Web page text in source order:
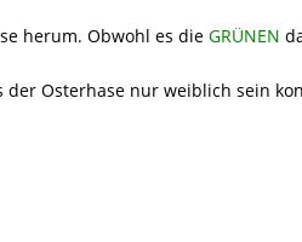
herum. Obwohl es die GRÜNEN
der Osterhase nur weiblich sein